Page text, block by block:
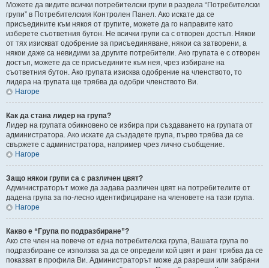
Можете да видите всички потребителски групи в раздела “Потребителски
групи” в Потребителския Контролен Панел. Ако искате да се
присъедините към някоя от групите, можете да го направите като
изберете съответния бутон. Не всички групи са с отворен достъп. Някои
от тях изискват одобрение за присъединяване, някои са затворени, а
някои даже са невидими за другите потребители. Ако групата е с отворен
достъп, можете да се присъедините към нея, чрез избиране на
съответния бутон. Ако групата изисква одобрение на членството, то
лидера на групата ще трябва да одобри членството Ви.
Нагоре
Как да стана лидер на група?
Лидер на групата обикновено се избира при създаването на групата от
администратора. Ако искате да създадете група, първо трябва да се
свържете с администратора, например чрез лично съобщение.
Нагоре
Защо някои групи са с различен цвят?
Администраторът може да задава различен цвят на потребителите от
дадена група за по-лесно идентифициране на членовете на тази група.
Нагоре
Какво е “Група по подразбиране”?
Ако сте член на повече от една потребителска група, Вашата група по
подразбиране се използва за да се определи кой цвят и ранг трябва да се
показват в профила Ви. Администраторът може да разреши или забрани